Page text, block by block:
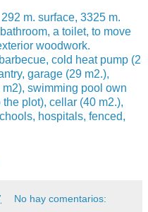
m. surface, 3325 m.
a toilet, to move
woodwork.
cold heat pump (2
garage (29 m2.),
swimming pool own
plot), cellar (40 m2.),
hospitals, fenced,
No hay comentarios: